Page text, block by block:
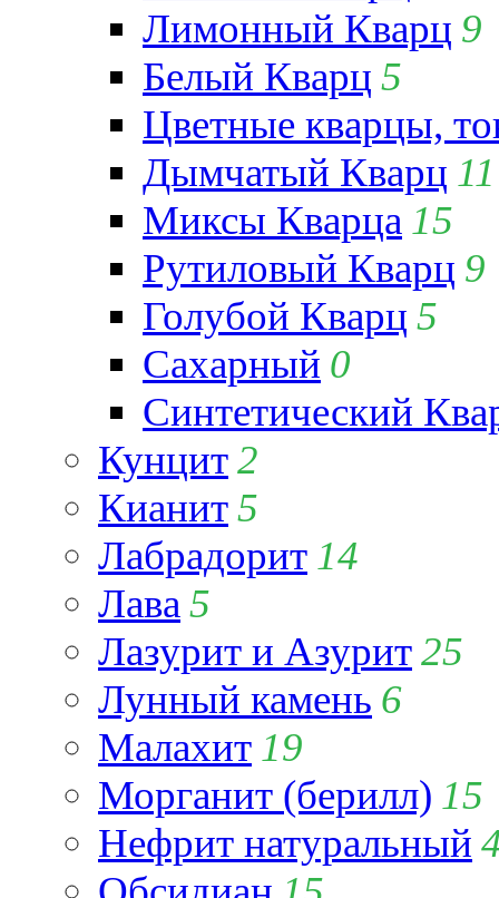
Лимонный Кварц 9
Белый Кварц 5
Цветные кварцы,
Дымчатый Кварц 11
Миксы Кварца 15
Рутиловый Кварц 9
Голубой Кварц 5
Сахарный 0
Синтетический
Кунцит2
Кианит5
Лабрадорит 14
Лава 5
Лазурит и Азурит25
Лунный камень 6
Малахит 19
Морганит (берилл) 15
Нефрит натуральный